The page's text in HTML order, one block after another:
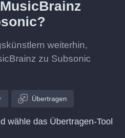
weiterhin,
zu Subsonic
Übertragen
wähle das Übertragen-Tool